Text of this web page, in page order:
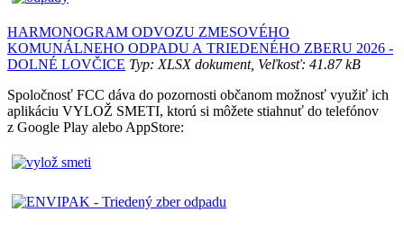
HARMONOGRAM ODVOZU ZMESOVÉHO
KOMUNÁLNEHO ODPADU A TRIEDENÉHO ZBERU 2026 -
DOLNÉ LOVČICE Typ: XLSX dokument, Veľkosť: 41.87 kB
Spoločnosť FCC dáva do pozornosti občanom možnosť využiť ich
aplikáciu VYLOŽ SMETI, ktorú si môžete stiahnuť do telefónov
z Google Play alebo AppStore: